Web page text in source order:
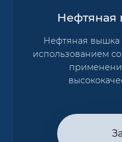
Нефтяная
Нефтяная вышка
использованием